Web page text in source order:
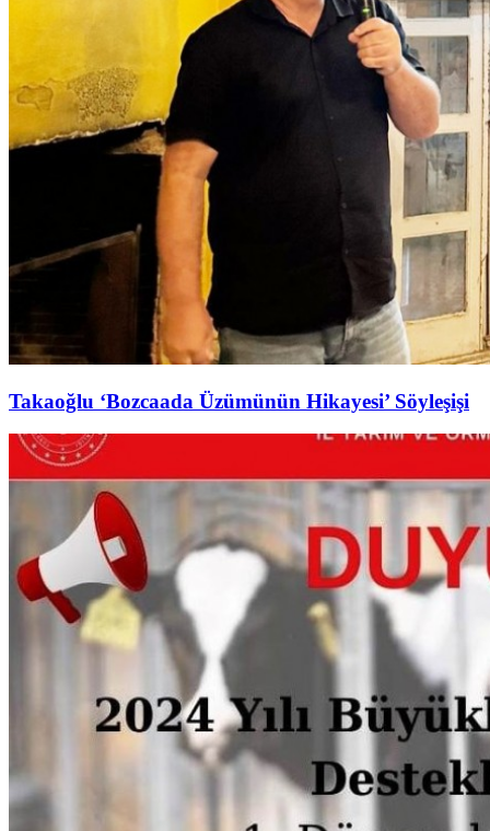
Takaoğlu ‘Bozcaada Üzümünün Hikayesi’ Söyleşişi